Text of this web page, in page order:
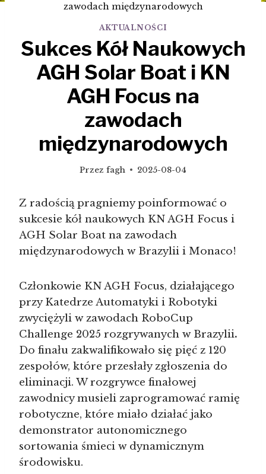
zawodach międzynarodowych
AKTUALNOŚCI
Sukces Kół Naukowych
AGH Solar Boat i KN
AGH Focus na
zawodach
międzynarodowych
Przez fagh 2025-08-04
Z radością pragniemy poinformować o
sukcesie kół naukowych KN AGH Focus i
AGH Solar Boat na zawodach
międzynarodowych w Brazylii i Monaco!
Członkowie KN AGH Focus, działającego
przy Katedrze Automatyki i Robotyki
zwyciężyli w zawodach RoboCup
Challenge 2025 rozgrywanych w Brazylii.
Do finału zakwalifikowało się pięć z 120
zespołów, które przesłały zgłoszenia do
eliminacji. W rozgrywce finałowej
zawodnicy musieli zaprogramować ramię
robotyczne, które miało działać jako
demonstrator autonomicznego
sortowania śmieci w dynamicznym
środowisku.